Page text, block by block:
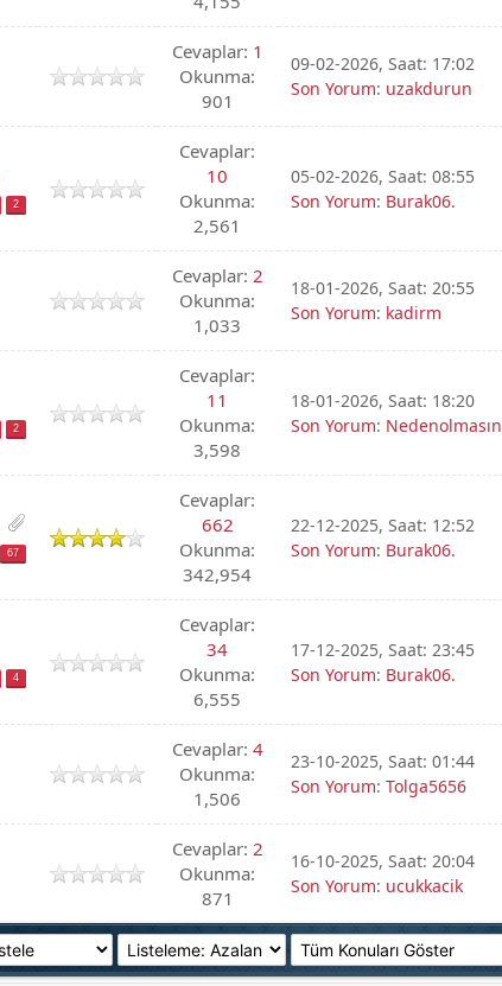
Cevaplar: 1
Okunma:
901
09-02-2026, Saat: 17:02
Son Yorum: uzakdurun
2
Cevaplar:
10
Okunma:
2,561
05-02-2026, Saat: 08:55
Son Yorum: Burak06.
Cevaplar: 2
Okunma:
1,033
18-01-2026, Saat: 20:55
Son Yorum: kadirm
2
Cevaplar:
11
Okunma:
3,598
18-01-2026, Saat: 18:20
Son Yorum: Nedenolmasın
67
Cevaplar:
662
Okunma:
342,954
22-12-2025, Saat: 12:52
Son Yorum: Burak06.
4
Cevaplar:
34
Okunma:
6,555
17-12-2025, Saat: 23:45
Son Yorum: Burak06.
Cevaplar: 4
Okunma:
1,506
23-10-2025, Saat: 01:44
Son Yorum: Tolga5656
Cevaplar: 2
Okunma:
871
16-10-2025, Saat: 20:04
Son Yorum: ucukkacik